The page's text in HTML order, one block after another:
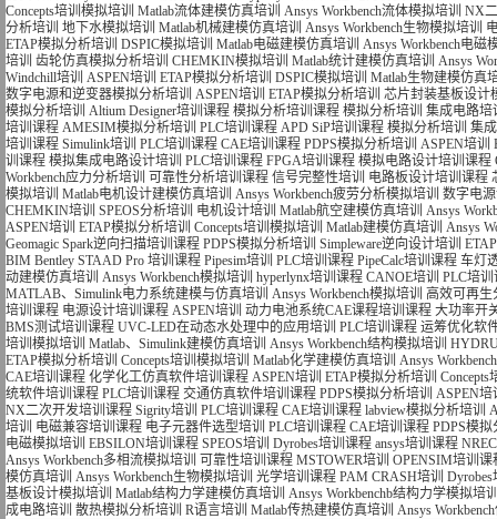
Concepts培训模拟培训 Matlab流体建模仿真培训 Ansys Workbench流体模拟培训 NX
分析培训 地下水模拟培训 Matlab机械建模仿真培训 Ansys Workbench生物模拟培训
ETAP模拟分析培训 DSPIC模拟培训 Matlab电磁建模仿真培训 Ansys Workbench电磁
培训 齿轮仿真模拟分析培训 CHEMKIN模拟培训 Matlab统计建模仿真培训 Ansys
Windchill培训 ASPEN培训 ETAP模拟分析培训 DSPIC模拟培训 Matlab生物建模仿真
数字电源和逆变器模拟分析培训 ASPEN培训 ETAP模拟分析培训 芯片封装基板设计
模拟分析培训 Altium Designer培训课程 模拟分析培训课程 模拟分析培训 集成电路培
培训课程 AMESIM模拟分析培训 PLC培训课程 APD SiP培训课程 模拟分析培训 集
培训课程 Simulink培训 PLC培训课程 CAE培训课程 PDPS模拟分析培训 ASPEN培训
训课程 模拟集成电路设计培训 PLC培训课程 FPGA培训课程 模拟电路设计培训课程
Workbench应力分析培训 可靠性分析培训课程 信号完整性培训 电路板设计培训课程
模拟培训 Matlab电机设计建模仿真培训 Ansys Workbench疲劳分析模拟培训 数字电
CHEMKIN培训 SPEOS分析培训 电机设计培训 Matlab航空建模仿真培训 Ansys
ASPEN培训 ETAP模拟分析培训 Concepts培训模拟培训 Matlab建模仿真培训 Ansys
Geomagic Spark逆向扫描培训课程 PDPS模拟分析培训 Simpleware逆向设计培训
BIM Bentley STAAD Pro 培训课程 Pipesim培训 PLC培训课程 PipeCalc培训课程 车灯
动建模仿真培训 Ansys Workbench模拟培训 hyperlynx培训课程 CANOE培训 PLC培训
MATLAB、Simulink电力系统建模与仿真培训 Ansys Workbench模拟培训 高效可再生
培训课程 电源设计培训课程 ASPEN培训 动力电池系统CAE课程培训课程 大功率开
BMS测试培训课程 UVC-LED在动态水处理中的应用培训 PLC培训课程 运筹优化软
培训模拟培训 Matlab、Simulink建模仿真培训 Ansys Workbench结构模拟培训
ETAP模拟分析培训 Concepts培训模拟培训 Matlab化学建模仿真培训 Ansys
CAE培训课程 化学化工仿真软件培训课程 ASPEN培训 ETAP模拟分析培训 Concepts
统软件培训课程 PLC培训课程 交通仿真软件培训课程 PDPS模拟分析培训 ASPEN培
NX二次开发培训课程 Sigrity培训 PLC培训课程 CAE培训课程 labview模拟分析培训
培训 电磁兼容培训课程 电子元器件选型培训 PLC培训课程 CAE培训课程 PDPS模
电磁模拟培训 EBSILON培训课程 SPEOS培训 Dyrobes培训课程 ansys培训课程
Ansys Workbench多相流模拟培训 可靠性培训课程 MSTOWER培训 OPENSIM培训课
模仿真培训 Ansys Workbench生物模拟培训 光学培训课程 PAM CRASH培训
基板设计模拟培训 Matlab结构力学建模仿真培训 Ansys Workbenchb结构力学模拟培
成电路培训 散热模拟分析培训 R语言培训 Matlab传热建模仿真培训 Ansys